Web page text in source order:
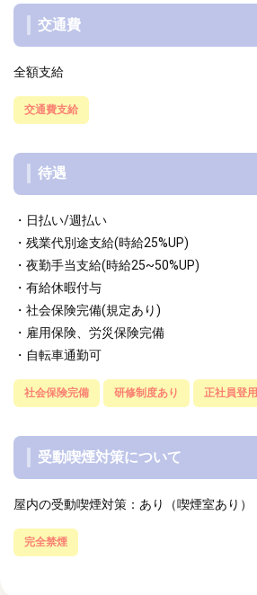
交通費
全額支給
交通費支給
待遇
・日払い/週払い
・残業代別途支給(時給25%UP)
・夜勤手当支給(時給25~50%UP)
・有給休暇付与
・社会保険完備(規定あり)
・雇用保険、労災保険完備
・自転車通勤可
社会保険完備 研修制度あり 正社員登用
受動喫煙対策について
屋内の受動喫煙対策：あり（喫煙室あり）
完全禁煙